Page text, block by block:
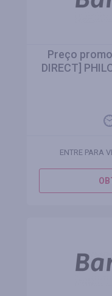
Preço
DIRECT]
ENTRE PARA